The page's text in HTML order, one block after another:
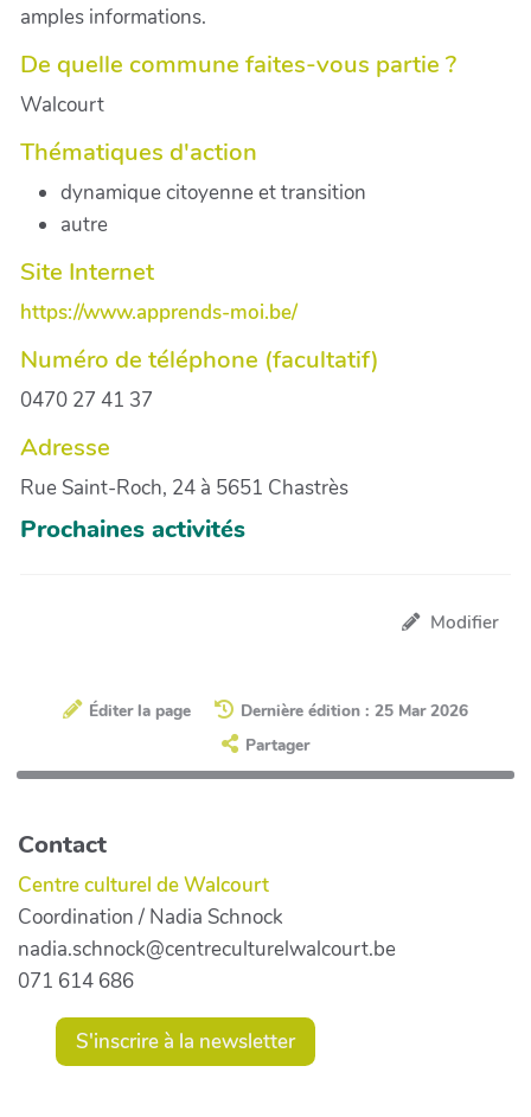
amples informations.
De quelle commune faites-vous partie ?
Walcourt
Thématiques d'action
dynamique citoyenne et transition
autre
Site Internet
https://www.apprends-moi.be/
Numéro de téléphone (facultatif)
0470 27 41 37
Adresse
Rue Saint-Roch, 24 à 5651 Chastrès
Prochaines activités
Modifier
Éditer la page
Dernière édition : 25 Mar 2026
Partager
Contact
Centre culturel de Walcourt
Coordination / Nadia Schnock
nadia.schnock@centreculturelwalcourt.be
071 614 686
S'inscrire à la newsletter